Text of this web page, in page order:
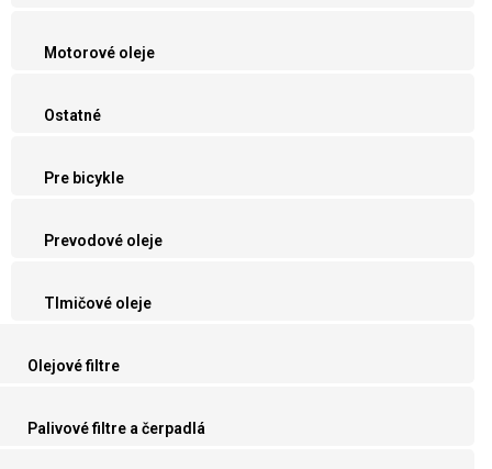
Motorové oleje
Ostatné
Pre bicykle
Prevodové oleje
Tlmičové oleje
Olejové filtre
Palivové filtre a čerpadlá